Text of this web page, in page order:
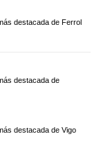
destacada de Ferrol
destacada de
destacada de Vigo